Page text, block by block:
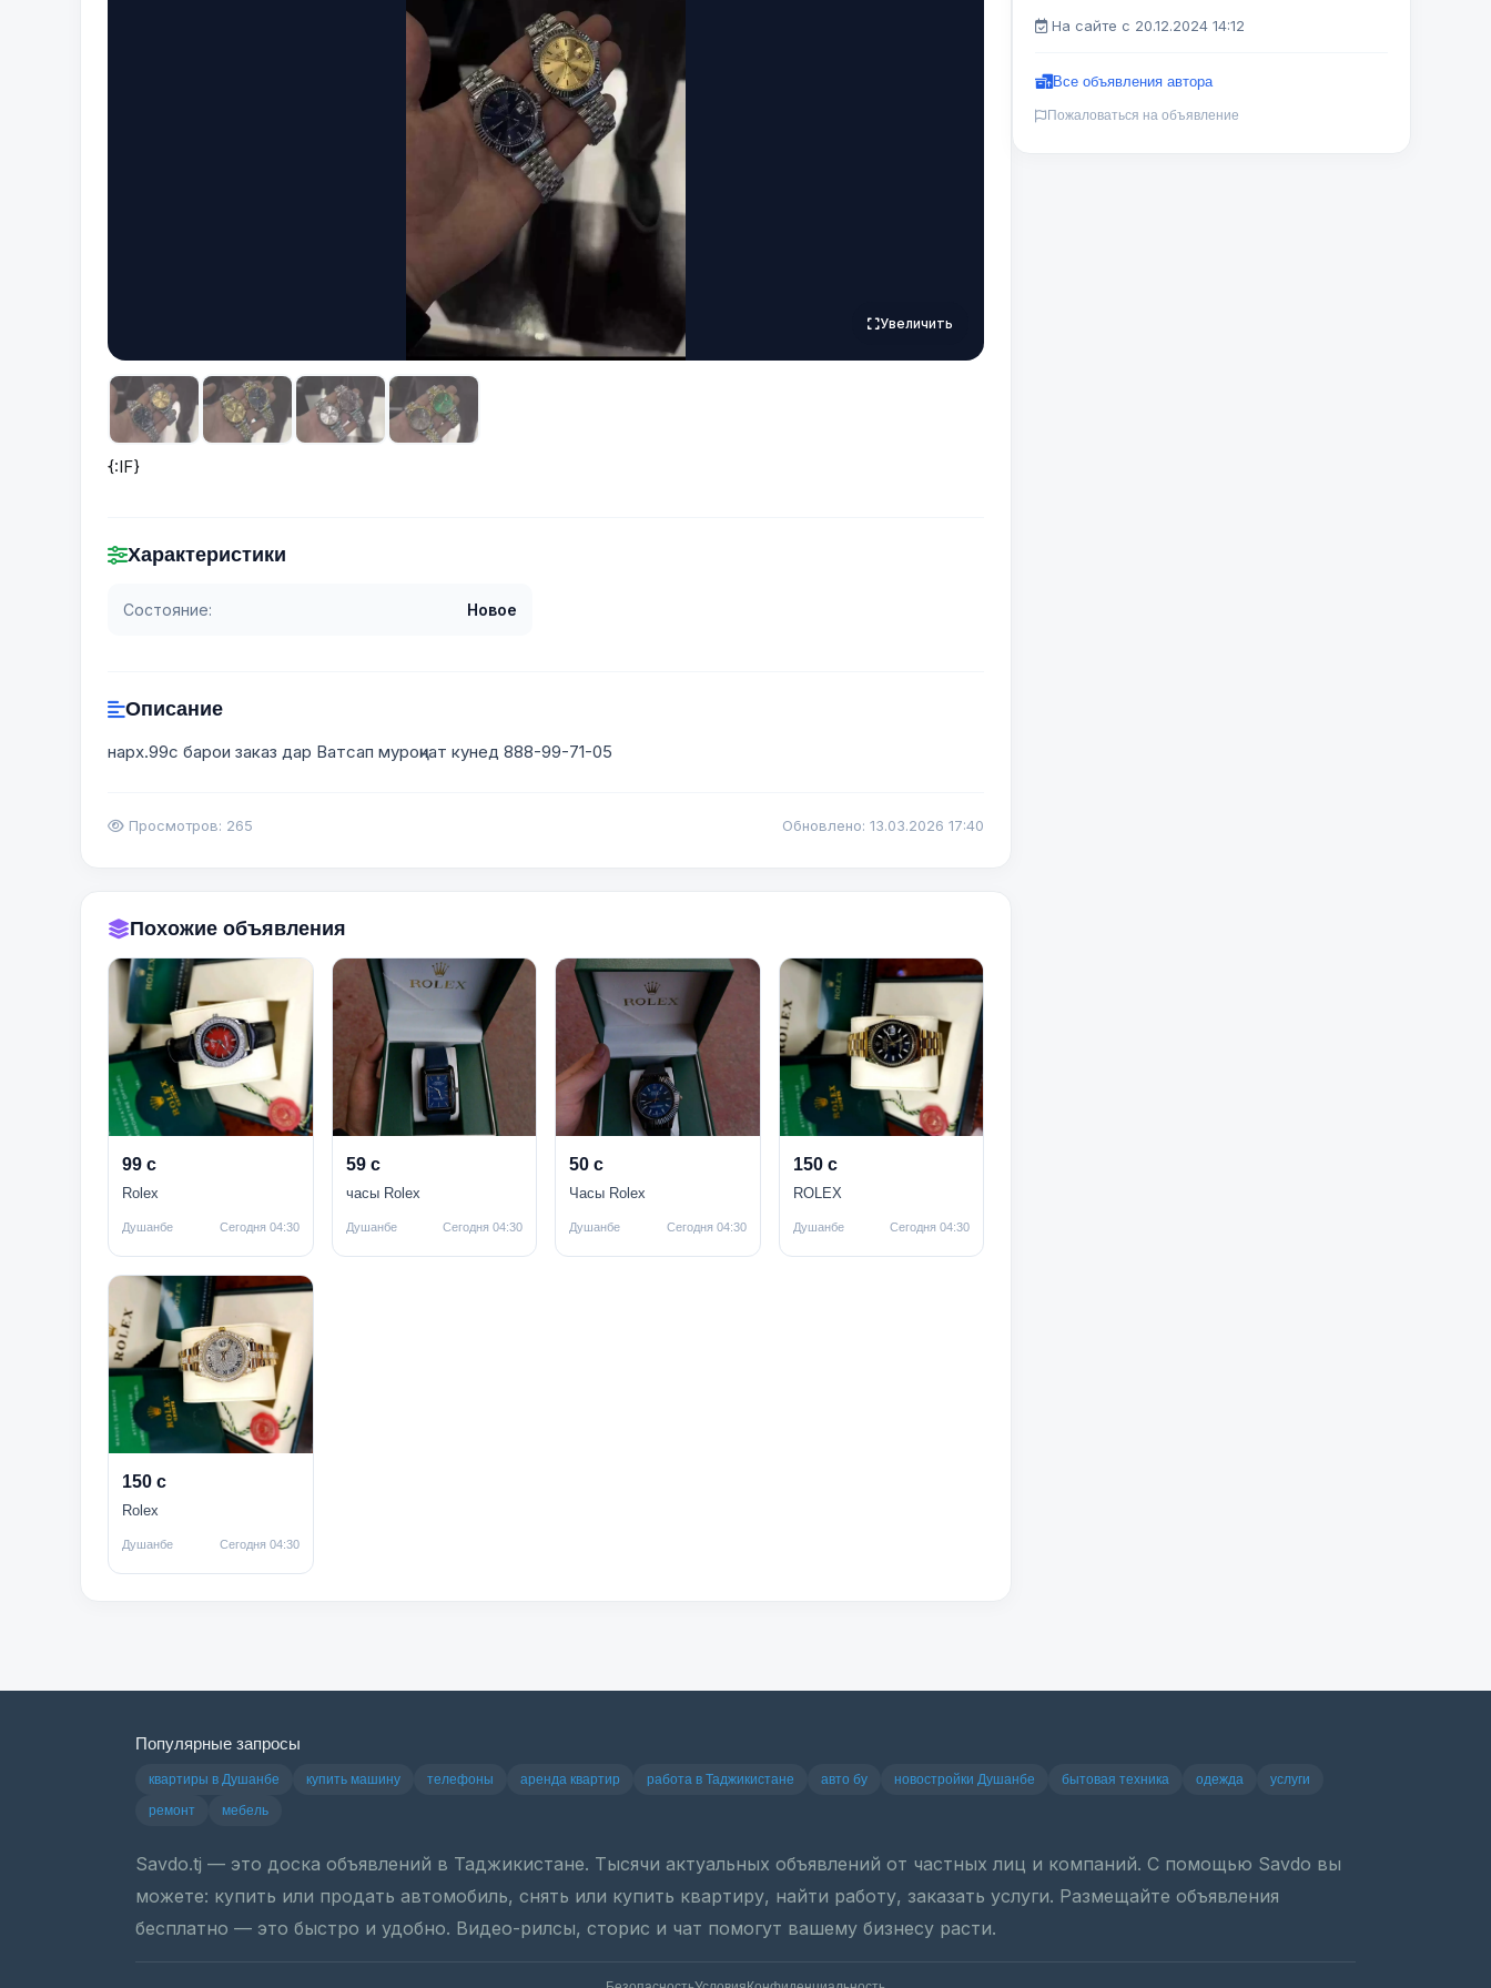
Увеличить
{:IF}
Характеристики
Состояние: Новое
Описание
нарх.99с барои заказ дар Ватсап муроҷиат кунед 888-99-71-05
Просмотров: 265 Обновлено: 13.03.2026 17:40
Похожие объявления
99 с
Rolex
Душанбе Сегодня 04:30
59 с
часы Rolex
Душанбе Сегодня 04:30
50 с
Часы Rolex
Душанбе Сегодня 04:30
150 с
ROLEX
Душанбе Сегодня 04:30
150 с
Rolex
Душанбе Сегодня 04:30
На сайте с 20.12.2024 14:12
Все объявления автора
Пожаловаться на объявление
Популярные запросы
квартиры в Душанбе купить машину телефоны аренда квартир работа в Таджикистане авто бу новостройки Душанбе бытовая техника одежда
услуги
ремонт
мебель
Savdo.tj — это доска объявлений в Таджикистане. Тысячи актуальных объявлений от частных лиц и компаний. С помощью Savdo вы
можете: купить или продать автомобиль, снять или купить квартиру, найти работу, заказать услуги. Размещайте объявления
бесплатно — это быстро и удобно. Видео-рилсы, сторис и чат помогут вашему бизнесу расти.